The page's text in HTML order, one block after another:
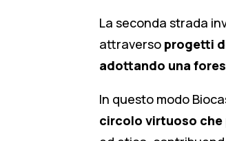
La seconda strada
attraverso progetti
adottando una
In questo modo
circolo virtuoso che